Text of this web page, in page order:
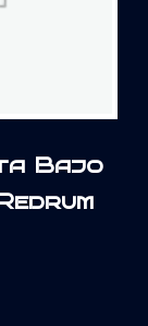
Bajo